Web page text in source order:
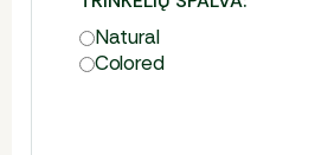
Natural
Colored